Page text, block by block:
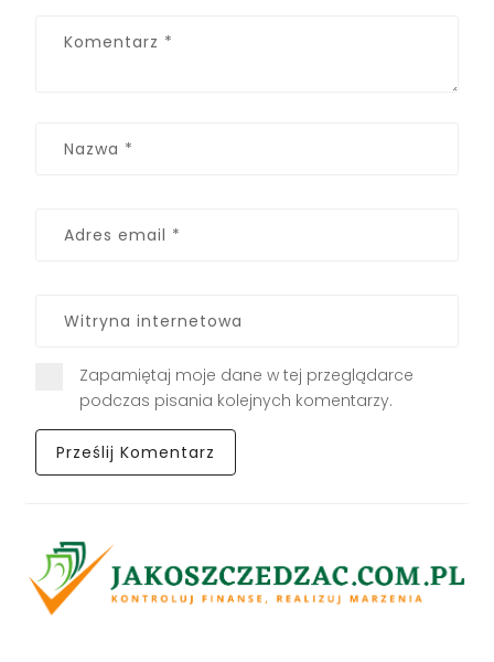
Zapamiętaj moje dane w tej przeglądarce
podczas pisania kolejnych komentarzy.